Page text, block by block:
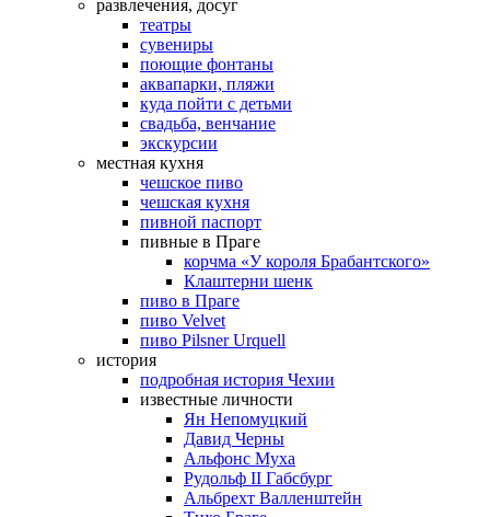
развлечения, досуг
театры
сувениры
поющие фонтаны
аквапарки, пляжи
куда пойти с детьми
свадьба, венчание
экскурсии
местная кухня
чешское пиво
чешская кухня
пивной паспорт
пивные в Праге
корчма «У короля Брабантского»
Клаштерни шенк
пиво в Праге
пиво Velvet
пиво Pilsner Urquell
история
подробная история Чехии
известные личности
Ян Непомуцкий
Давид Черны
Альфонс Муха
Рудольф II Габсбург
Альбрехт Валленштейн